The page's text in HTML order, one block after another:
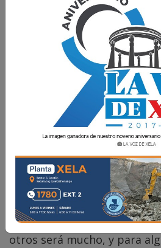
Hay una conversación
durante el tiempo que nos
al espejo; 30 segundos
otros será mucho, y para